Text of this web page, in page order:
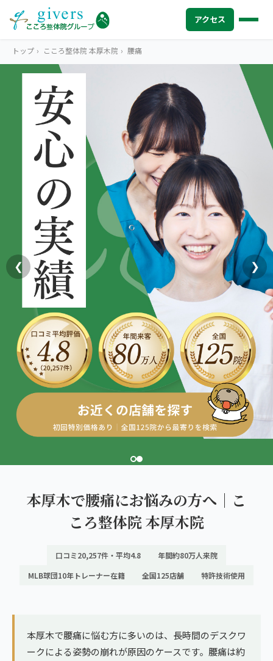
アクセス
HOME トップ
SYMPTOMS 症状から探す
腰痛
肩こり・首こり
四十肩・五十肩
膝痛・関節痛
股関節の痛み
産後の不調・体型の崩れ
骨盤の傾き・歪み
坐骨神経痛
ぎっくり腰
寝違え
姿勢矯正
ゴルフ
ヨガ・ピラティス
MENU メニューから探す
STORE 店舗一覧
AREA エリアから探す
北海道
札幌エリア（13院）
東北
仙台エリア（4院）
関東
池袋エリア（3院）
新宿エリア（3院）
高田馬場エリア（2院）
立川エリア（2院）
広島エリア（4院）
鹿児島エリア（3院）
ABOUT US 私たちについて
こころ整体院グループについて
初めての方へ
giversメソッドGIFT
研究・論文
医師・専門家からの推薦
メディア・実績
お知らせ
ご予約はこちら
OUR CONCEPT
とらわれないカラダを。
トップ › こころ整体院 本厚木院 › 腰痛
❮ ❯
本厚木で腰痛にお悩みの方へ｜こ
ころ整体院 本厚木院
口コミ20,257件・平均4.8
年間約80万人来院
MLB球団10年トレーナー在籍
全国125店舗 特許技術使用
本厚木で腰痛に悩む方に多いのは、長時間のデスクワ
ークによる姿勢の崩れが原因のケースです。腰痛は約